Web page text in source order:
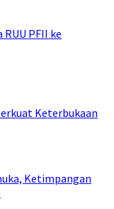
PFII ke
Keterbukaan
Ketimpangan